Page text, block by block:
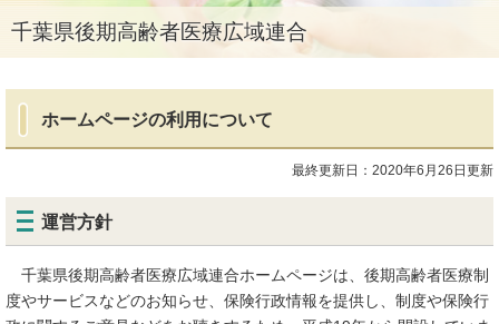
千葉県後期高齢者医療広域連合
ホームページの利用について
最終更新日：2020年6月26日更新
運営方針
千葉県後期高齢者医療広域連合ホームページは、後期高齢者医療制
度やサービスなどのお知らせ、保険行政情報を提供し、制度や保険行